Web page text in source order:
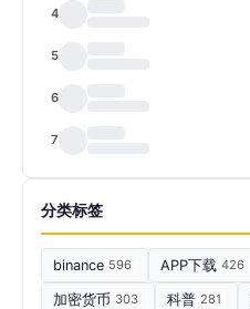
4
5
6
7
分类标签
binance 596 APP下载 426
加密货币 303 科普 281